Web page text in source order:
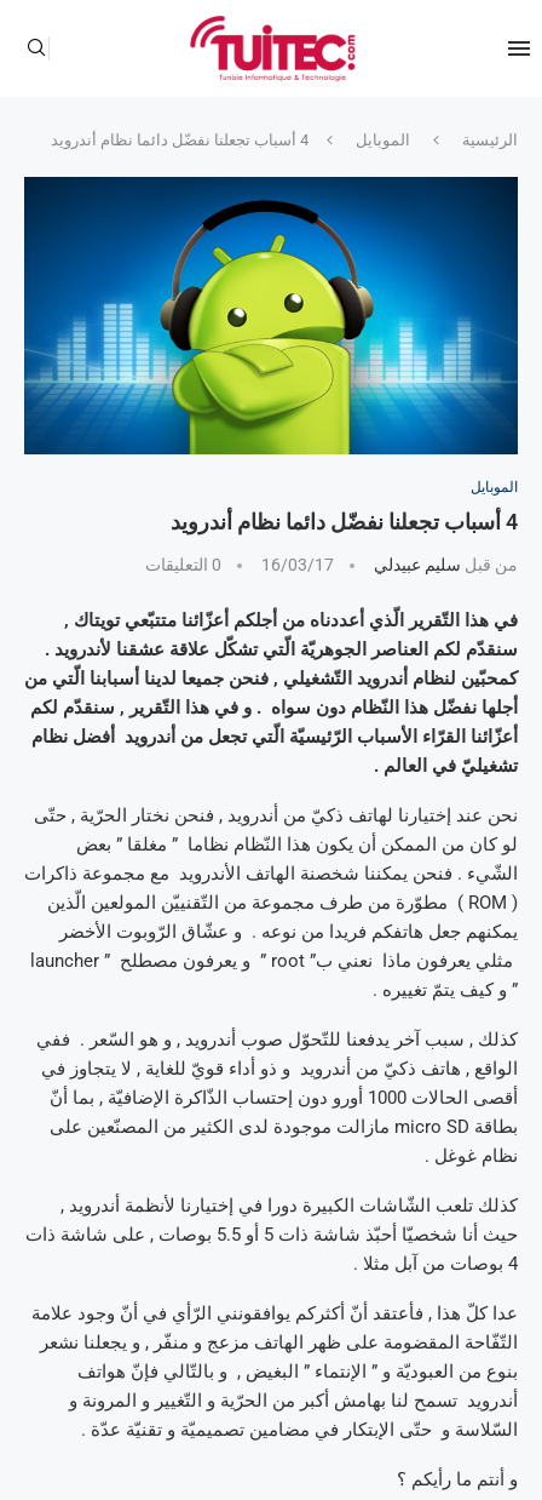
الرئيسية الموبايل 4 أسباب تجعلنا نفضّل دائما نظام أندرويد
الموبايل
4 أسباب تجعلنا نفضّل دائما نظام أندرويد
من قبل سليم عبيدلي 16/03/17 0 التعليقات
في هذا التّقرير الّذي أعددناه من أجلكم أعزّائنا متتبّعي تويتاك ,
سنقدّم لكم العناصر الجوهريّة الّتي تشكّل علاقة عشقنا لأندرويد .
كمحبّين لنظام أندرويد التّشغيلي , فنحن جميعا لدينا أسبابنا الّتي من
أجلها نفضّل هذا النّظام دون سواه . و في هذا التّقرير , سنقدّم لكم
أعزّائنا القرّاء الأسباب الرّئيسيّة الّتي تجعل من أندرويد أفضل نظام
تشغيليّ في العالم .
نحن عند إختيارنا لهاتف ذكيّ من أندرويد , فنحن نختار الحرّية , حتّى
لو كان من الممكن أن يكون هذا النّظام نظاما ” مغلقا ” بعض
الشّيء . فنحن يمكننا شخصنة الهاتف الأندرويد مع مجموعة ذاكرات
( ROM ) مطوّرة من طرف مجموعة من التّقنييّن المولعين الّذين
يمكنهم جعل هاتفكم فريدا من نوعه . و عشّاق الرّوبوت الأخضر
مثلي يعرفون ماذا نعني ب” root ” و يعرفون مصطلح ” launcher
” و كيف يتمّ تغييره .
كذلك , سبب آخر يدفعنا للتّحوّل صوب أندرويد , و هو السّعر . ففي
الواقع , هاتف ذكيّ من أندرويد و ذو أداء قويّ للغاية , لا يتجاوز في
أقصى الحالات 1000 أورو دون إحتساب الذّاكرة الإضافيّة , بما أنّ
بطاقة micro SD مازالت موجودة لدى الكثير من المصنّعين على
نظام غوغل .
كذلك تلعب الشّاشات الكبيرة دورا في إختيارنا لأنظمة أندرويد ,
حيث أنا شخصيّا أحبّذ شاشة ذات 5 أو 5.5 بوصات , على شاشة ذات
4 بوصات من آبل مثلا .
عدا كلّ هذا , فأعتقد أنّ أكثركم يوافقونني الرّأي في أنّ وجود علامة
التّفّاحة المقضومة على ظهر الهاتف مزعج و منفّر , و يجعلنا نشعر
بنوع من العبوديّة و ” الإنتماء ” البغيض , و بالتّالي فإنّ هواتف
أندرويد تسمح لنا بهامش أكبر من الحرّية و التّغيير و المرونة و
السّلاسة و حتّى الإبتكار في مضامين تصميميّة و تقنيّة عدّة .
و أنتم ما رأيكم ؟